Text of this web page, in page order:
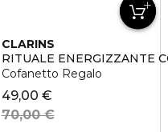
CLARINS
RITUALE ENERGIZZANTE
Cofanetto Regalo
49,00 €
70,00 €